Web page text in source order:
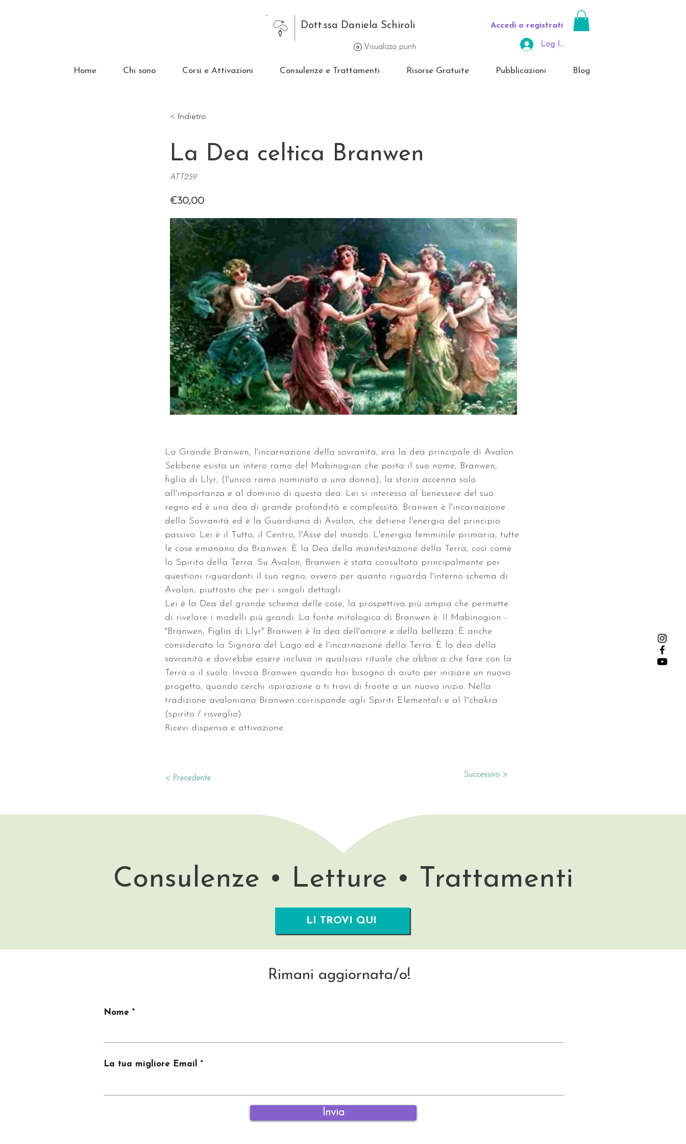
Dott.ssa Daniela Schiroli
Log In Area Riservata
Accedi o registrati
Home Chi sono Corsi e Attivazioni Consulenze e Trattamenti Risorse Gratuite Pubblicazioni Blog
Visualizza punti
< Indietro
La Dea celtica Branwen
ATT259
€30,00
La Grande Branwen, l'incarnazione della sovranità, era la dea principale di Avalon.
Sebbene esista un intero ramo del Mabinogion che porta il suo nome, Branwen,
figlia di Llyr, (l'unico ramo nominato a una donna), la storia accenna solo
all'importanza e al dominio di questa dea. Lei si interessa al benessere del suo
regno ed è una dea di grande profondità e complessità. Branwen è l'incarnazione
della Sovranità ed è la Guardiana di Avalon, che detiene l'energia del principio
passivo. Lei è il Tutto, il Centro, l'Asse del mondo. L'energia femminile primaria, tutte
le cose emanano da Branwen. È la Dea della manifestazione della Terra, così come
lo Spirito della Terra. Su Avalon, Branwen è stata consultata principalmente per
questioni riguardanti il suo regno, ovvero per quanto riguarda l'interno schema di
Avalon, piuttosto che per i singoli dettagli.
Lei è la Dea del grande schema delle cose, la prospettiva più ampia che permette
di rivelare i modelli più grandi. La fonte mitologica di Branwen è: Il Mabinogion -
"Branwen, Figlia di Llyr" Branwen è la dea dell'amore e della bellezza. È anche
considerata la Signora del Lago ed è l'incarnazione della Terra. È la dea della
sovranità e dovrebbe essere inclusa in qualsiasi rituale che abbia a che fare con la
Terra o il suolo. Invoca Branwen quando hai bisogno di aiuto per iniziare un nuovo
progetto, quando cerchi ispirazione o ti trovi di fronte a un nuovo inizio. Nella
tradizione avaloniana Branwen corrisponde agli Spiriti Elementali e al 1°chakra
(spirito / risveglio).
Ricevi dispensa e attivazione.
< Precedente Successivo >
Consulenze • Letture • Trattamenti
LI TROVI QUI
Rimani aggiornata/o!
Nome
La tua migliore Email
Invia